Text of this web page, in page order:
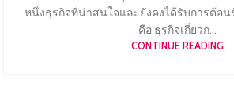
หนึ่งธุรกิจที่น่าสนใจและยังคงได้รับการต้อ
คือ ธุรกิจเกี่ยวก...
CONTINUE READING